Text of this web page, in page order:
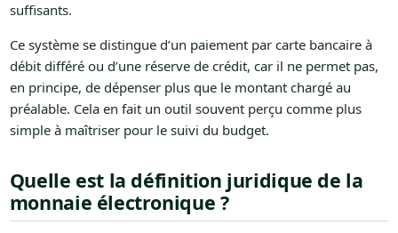
suffisants.
Ce système se distingue d’un paiement par carte bancaire à
débit différé ou d’une réserve de crédit, car il ne permet pas,
en principe, de dépenser plus que le montant chargé au
préalable. Cela en fait un outil souvent perçu comme plus
simple à maîtriser pour le suivi du budget.
Quelle est la définition juridique de la
monnaie électronique ?